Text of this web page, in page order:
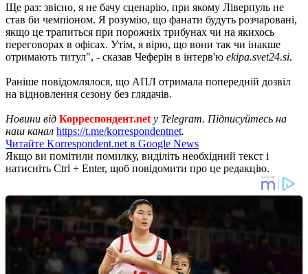
Ще раз: звісно, я не бачу сценарію, при якому Ліверпуль не
став би чемпіоном. Я розумію, що фанати будуть розчаровані,
якщо це трапиться при порожніх трибунах чи на якихось
переговорах в офісах. Утім, я вірю, що вони так чи інакше
отримають титул", - сказав Чеферін в інтерв'ю ekipa.svet24.si.
Раніше повідомлялося, що АПЛ отримала попередній дозвіл
на відновлення сезону без глядачів.
Новини від Корреспондент.net у Telegram. Підписуйтесь на
наш канал https://t.me/korrespondentnet.
Читайте Korrespondent.net в Google News
Якщо ви помітили помилку, виділіть необхідний текст і
натисніть Ctrl + Enter, щоб повідомити про це редакцію.